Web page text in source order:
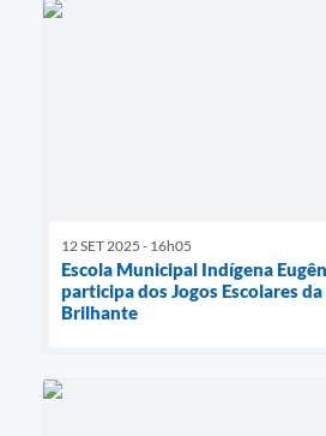
12 SET 2025 - 16h05
Escola Municipal Indígena
participa dos Jogos Escolares da
Brilhante